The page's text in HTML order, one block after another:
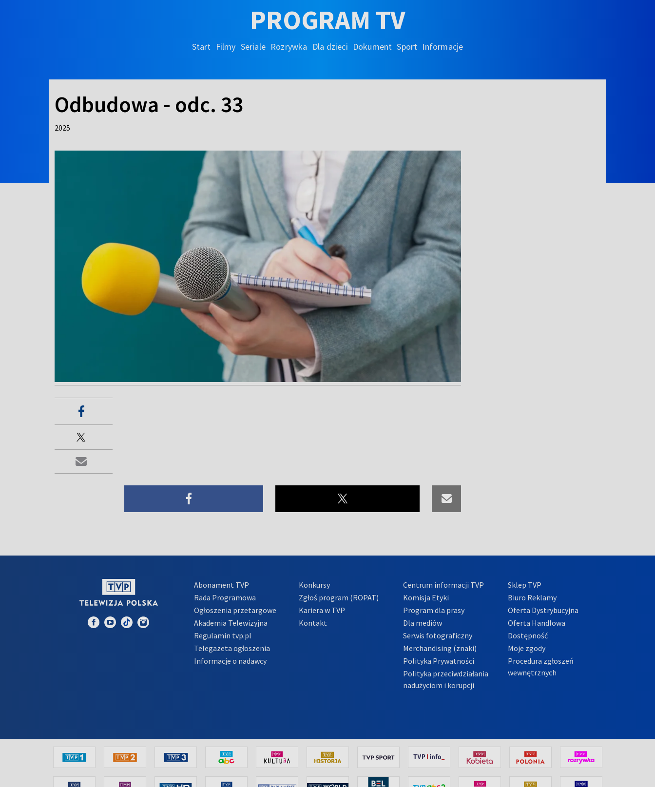
PROGRAM TV
Start Filmy Seriale Rozrywka Dla dzieci Dokument Sport Informacje
Odbudowa - odc. 33
2025
Abonament TVP
Rada Programowa
Ogłoszenia przetargowe
Akademia Telewizyjna
Regulamin tvp.pl
Telegazeta ogłoszenia
Informacje o nadawcy
Konkursy
Zgłoś program (ROPAT)
Kariera w TVP
Kontakt
Centrum informacji TVP
Komisja Etyki
Program dla prasy
Dla mediów
Serwis fotograficzny
Merchandising (znaki)
Polityka Prywatności
Polityka przeciwdziałania
nadużyciom i korupcji
Sklep TVP
Biuro Reklamy
Oferta Dystrybucyjna
Oferta Handlowa
Dostępność
Moje zgody
Procedura zgłoszeń
wewnętrznych